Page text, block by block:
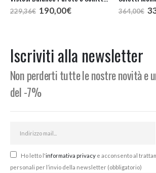
229,36€ Il
prezzo
190,00€Il
364,00€ Il
Iscriviti alla newsletter
Non perderti tutte le nostre novità e
del -7%
Ho letto l'informativa privacy e acconsento al
personali per l’invio della newsletter (obbligatorio)